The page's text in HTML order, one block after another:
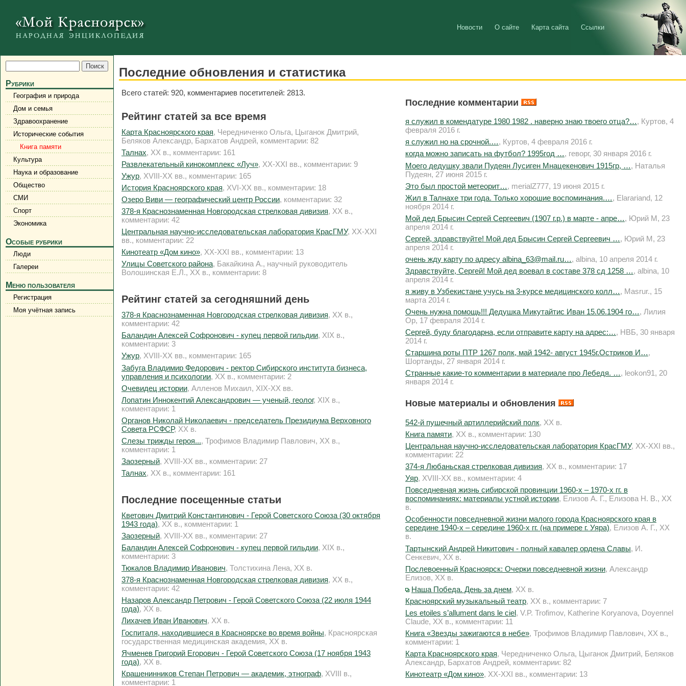
Новости О сайте Карта сайта Ссылки
Рубрики
География и природа
Дом и семья
Здравоохранение
Исторические события
Книга памяти
Культура
Наука и образование
Общество
СМИ
Спорт
Экономика
Особые рубрики
Люди
Галереи
Меню пользователя
Регистрация
Моя учётная запись
Последние обновления и статистика
Всего статей: 920, комментариев посетителей: 2813.
Рейтинг статей за все время
Карта Красноярского края, Чередниченко Ольга, Цыганок Дмитрий,
Беляков Александр, Бархатов Андрей, комментарии: 82
Талнах, XX в., комментарии: 161
Развлекательный кинокомплекс «Луч», XX-XXI вв., комментарии: 9
Ужур, XVIII-XX вв., комментарии: 165
История Красноярского края, XVI-XX вв., комментарии: 18
Озеро Виви — географический центр России, комментарии: 32
378-я Краснознаменная Новгородская стрелковая дивизия, XX в.,
комментарии: 42
Центральная научно-исследовательская лаборатория КрасГМУ, XX-XXI
вв., комментарии: 22
Кинотеатр «Дом кино», XX-XXI вв., комментарии: 13
Улицы Советского района, Бакайкина А., научный руководитель
Волошинская Е.Л., XX в., комментарии: 8
Рейтинг статей за сегодняшний день
378-я Краснознаменная Новгородская стрелковая дивизия, XX в.,
комментарии: 42
Баландин Алексей Софронович - купец первой гильдии, XIX в.,
комментарии: 3
Ужур, XVIII-XX вв., комментарии: 165
Забуга Владимир Федорович - ректор Сибирского института бизнеса,
управления и психологии, XX в., комментарии: 2
Очевидец истории, Алленов Михаил, XIX-XX вв.
Лопатин Иннокентий Александрович — ученый, геолог, XIX в.,
комментарии: 1
Органов Николай Николаевич - председатель Президиума Верховного
Совета РСФСР, XX в.
Слезы трижды героя..., Трофимов Владимир Павлович, XX в.,
комментарии: 1
Заозерный, XVIII-XX вв., комментарии: 27
Талнах, XX в., комментарии: 161
Последние посещенные статьи
Кветович Дмитрий Константинович - Герой Советского Союза (30 октября
1943 года), XX в., комментарии: 1
Заозерный, XVIII-XX вв., комментарии: 27
Баландин Алексей Софронович - купец первой гильдии, XIX в.,
комментарии: 3
Тюкалов Владимир Иванович, Толстихина Лена, XX в.
378-я Краснознаменная Новгородская стрелковая дивизия, XX в.,
комментарии: 42
Назаров Александр Петрович - Герой Советского Союза (22 июля 1944
года), XX в.
Лихачев Иван Иванович, XX в.
Госпиталя, находившиеся в Красноярске во время войны, Красноярская
государственная медицинская академия, XX в.
Ячменев Григорий Егорович - Герой Советского Союза (17 ноября 1943
года), XX в.
Крашенинников Степан Петрович — академик, этнограф, XVIII в.,
комментарии: 1
Последние комментарии
я служил в комендатуре 1980 1982 . наверно знаю твоего отца?…, Куртов, 4
февраля 2016 г.
я служил но на срочной.…, Куртов, 4 февраля 2016 г.
когда можно записать на футбол? 1995год …, геворг, 30 января 2016 г.
Моего дедушку звали Пудеян Лусиген Мнацекенович 1915гр, …, Наталья
Пудеян, 27 июня 2015 г.
Это был простой метеорит…, merialZ777, 19 июня 2015 г.
Жил в Талнахе три года. Только хорошие воспоминания.…, Elarariand, 12
ноября 2014 г.
Мой дед Брысин Сергей Сергеевич (1907 г.р.) в марте - апре…, Юрий М, 23
апреля 2014 г.
Сергей, здравствуйте! Мой дед Брысин Сергей Сергеевич …, Юрий М, 23
апреля 2014 г.
очень жду карту по адресу albina_63@mail.ru…, albina, 10 апреля 2014 г.
Здравствуйте, Сергей! Мой дед воевал в составе 378 сд 1258 …, albina, 10
апреля 2014 г.
я живу в Узбекистане учусь на 3-курсе медицинского колл…, Masrur., 15
марта 2014 г.
Очень нужна помощь!!! Дедушка Микутайтис Иван 15.06.1904 го…, Лилия
Ор, 17 февраля 2014 г.
Сергей, буду благодарна, если отправите карту на адрес:…, НВБ, 30 января
2014 г.
Старшина роты ПТР 1267 полк, май 1942- август 1945г.Остриков И…,
Шортанды, 27 января 2014 г.
Странные какие-то комментарии в материале про Лебедя. …, leokon91, 20
января 2014 г.
Новые материалы и обновления
542-й пушечный артиллерийский полк, XX в.
Книга памяти, XX в., комментарии: 130
Центральная научно-исследовательская лаборатория КрасГМУ, XX-XXI вв.,
комментарии: 22
374-я Любаньская стрелковая дивизия, XX в., комментарии: 17
Уяр, XVIII-XX вв., комментарии: 4
Повседневная жизнь сибирской провинции 1960-х – 1970-х гг. в
воспоминаниях: материалы устной истории, Елизов А. Г., Елизова Н. В., XX
в.
Особенности повседневной жизни малого города Красноярского края в
середине 1940-х – середине 1960-х гг. (на примере г. Уяра), Елизов А. Г., XX
в.
Тартынский Андрей Никитович - полный кавалер ордена Славы, И.
Сенкевич, XX в.
Послевоенный Красноярск: Очерки повседневной жизни, Александр
Елизов, XX в.
Наша Победа. День за днем, XX в.
Красноярский музыкальный театр, XX в., комментарии: 7
Les etoiles s’allument dans le ciel, V.P. Trofimov, Katherine Koryanova, Doyennel
Claude, XX в., комментарии: 11
Книга «Звезды зажигаются в небе», Трофимов Владимир Павлович, XX в.,
комментарии: 1
Карта Красноярского края, Чередниченко Ольга, Цыганок Дмитрий, Беляков
Александр, Бархатов Андрей, комментарии: 82
Кинотеатр «Дом кино», XX-XXI вв., комментарии: 13